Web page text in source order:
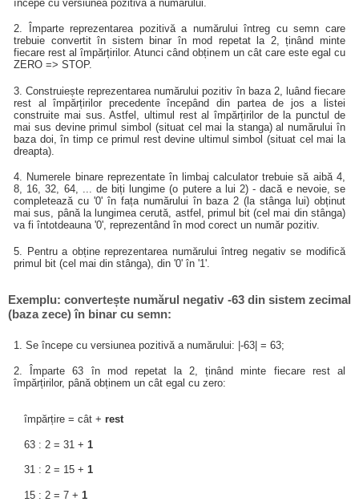
începe cu versiunea pozitivă a numărului.
2. Împarte reprezentarea pozitivă a numărului întreg cu semn care
trebuie convertit în sistem binar în mod repetat la 2, ținând minte
fiecare rest al împărțirilor. Atunci când obținem un cât care este egal cu
ZERO => STOP.
3. Construiește reprezentarea numărului pozitiv în baza 2, luând fiecare
rest al împărțirilor precedente începând din partea de jos a listei
construite mai sus. Astfel, ultimul rest al împărțirilor de la punctul de
mai sus devine primul simbol (situat cel mai la stanga) al numărului în
baza doi, în timp ce primul rest devine ultimul simbol (situat cel mai la
dreapta).
4. Numerele binare reprezentate în limbaj calculator trebuie să aibă 4,
8, 16, 32, 64, ... de biți lungime (o putere a lui 2) - dacă e nevoie, se
completează cu '0' în fața numărului în baza 2 (la stânga lui) obținut
mai sus, până la lungimea cerută, astfel, primul bit (cel mai din stânga)
va fi întotdeauna '0', reprezentând în mod corect un număr pozitiv.
5. Pentru a obține reprezentarea numărului întreg negativ se modifică
primul bit (cel mai din stânga), din '0' în '1'.
Exemplu: convertește numărul negativ -63 din sistem zecimal
(baza zece) în binar cu semn:
1. Se începe cu versiunea pozitivă a numărului: |-63| = 63;
2. Împarte 63 în mod repetat la 2, ținând minte fiecare rest al
împărțirilor, până obținem un cât egal cu zero:
împărțire = cât + rest
63 : 2 = 31 + 1
31 : 2 = 15 + 1
15 : 2 = 7 + 1